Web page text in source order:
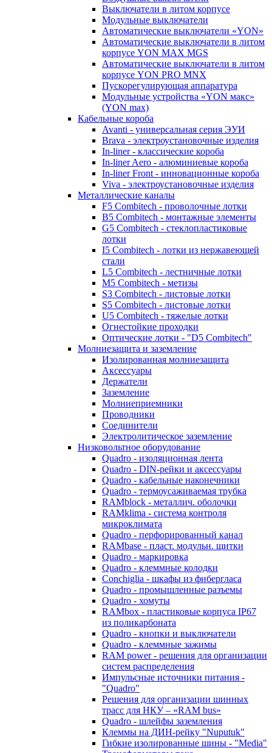
Выключатели в литом корпусе
Модульные выключатели
Автоматические выключатели «YON»
Автоматические выключатели в литом
корпусе YON MAX MGS
Автоматические выключатели в литом
корпусе YON PRO MNX
Пускорегулирующая аппаратура
Модульные устройства «YON макс»
(YON max)
Кабельные короба
Avanti - универсальная серия ЭУИ
Brava - электроустановочные изделия
In-liner - классические короба
In-liner Aero - алюминиевые короба
In-liner Front - инновационные короба
Viva - электроустановочные изделия
Металлические каналы
F5 Combitech - проволочные лотки
B5 Combitech - монтажные элементы
G5 Combitech - стеклопластиковые
лотки
I5 Combitech - лотки из нержавеющей
стали
L5 Combitech - лестничные лотки
M5 Combitech - метизы
S3 Combitech - листовые лотки
S5 Combitech - листовые лотки
U5 Combitech - тяжелые лотки
Огнестойкие проходки
Оптические лотки - "D5 Combitech"
Молниезащита и заземление
Изолированная молниезащита
Аксессуары
Держатели
Заземление
Молниеприемники
Проводники
Соединители
Электролитическое заземление
Низковольтное оборудование
Quadro - изоляционная лента
Quadro - DIN-рейки и аксессуары
Quadro - кабельные наконечники
Quadro - термоусаживаемая трубка
RAMblock - металлич. оболочки
RAMklima - система контроля
микроклимата
Quadro - перфорированный канал
RAMbase - пласт. модульн. щитки
Quadro - маркировка
Quadro - клеммные колодки
Conchiglia - шкафы из фибергласа
Quadro - промышленные разъемы
Quadro - хомуты
RAMbox - пластиковые корпуса IP67
из поликарбоната
Quadro - кнопки и выключатели
Quadro - клеммные зажимы
RAM power - решения для организации
систем распределения
Импульсные источники питания -
"Quadro"
Решения для организации шинных
трасс для НКУ – «RAM bus»
Quadro - шлейфы заземления
Клеммы на ДИН-рейку "Nuputuk"
Гибкие изолированные шины - "Media"